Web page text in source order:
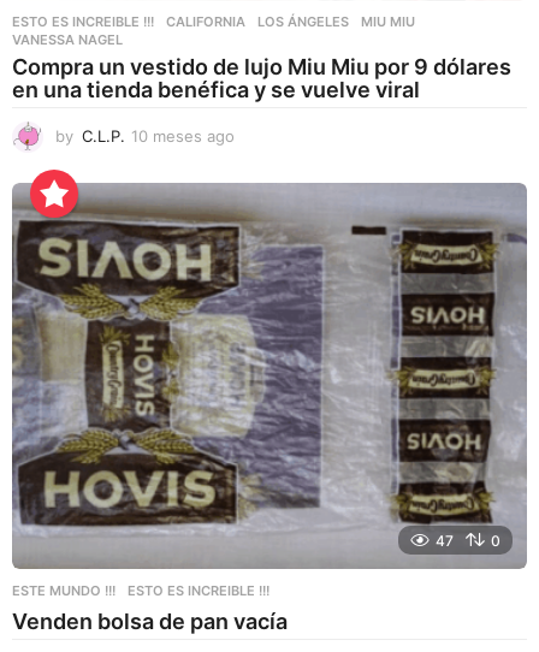
ESTO ES INCREIBLE !!! CALIFORNIA ,LOS ÁNGELES ,MIU MIU
VANESSA NAGEL
Compra un vestido de lujo Miu Miu por 9 dólares
en una tienda benéfica y se vuelve viral
by C.L.P. 10 meses ago
m
e
s
e
s
a
g
o
47 0
ESTE MUNDO !!! ,ESTO ES INCREIBLE !!!
Venden bolsa de pan vacía